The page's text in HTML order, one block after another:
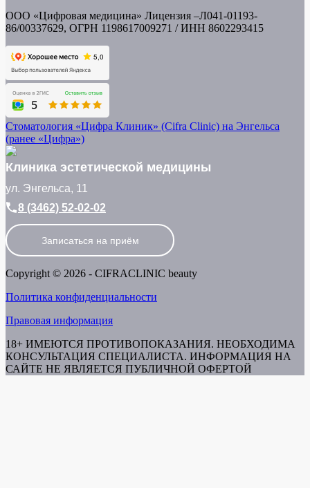
ООО «Цифровая медицина» Лицензия –Л041-01193-
86/00337629, ОГРН 1198617009271 / ИНН 8602293415
Стоматология «Цифра Клиник» (Cifra Clinic) на Энгельса
(ранее «Цифра»)
Клиника эстетической медицины
ул. Энгельса, 11
8 (3462) 52-02-02
Записаться на приём
Copyright © 2026 - CIFRACLINIC beauty
Политика конфиденциальности
Правовая информация
18+ ИМЕЮТСЯ ПРОТИВОПОКАЗАНИЯ. НЕОБХОДИМА
КОНСУЛЬТАЦИЯ СПЕЦИАЛИСТА. ИНФОРМАЦИЯ НА
САЙТЕ НЕ ЯВЛЯЕТСЯ ПУБЛИЧНОЙ ОФЕРТОЙ